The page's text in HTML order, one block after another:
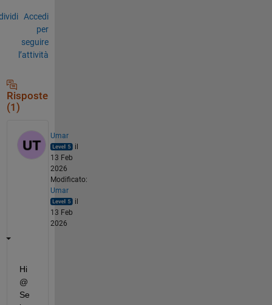
Accedi
per
seguire
l’attività
Risposte
(1)
Umar
il
13 Feb
2026
Modificato:
Umar
il
13 Feb
2026
Hi
@
Se